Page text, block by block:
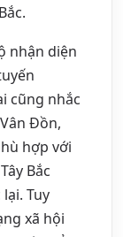
nhận diện
cũng nhắc
Đồn,
hợp với
Bắc
Tuy
xã hội